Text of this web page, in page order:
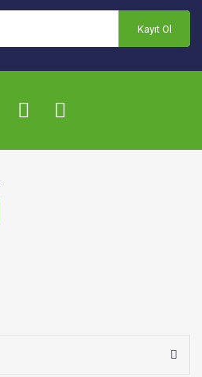
Kayıt Ol